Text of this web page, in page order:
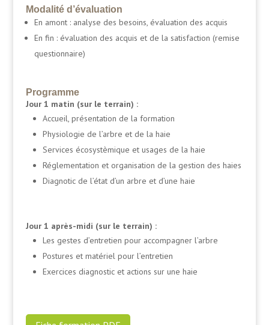
Modalité d’évaluation
En amont : analyse des besoins, évaluation des acquis
En fin : évaluation des acquis et de la satisfaction (remise
questionnaire)
Programme
Jour 1 matin (sur le terrain) :
Accueil, présentation de la formation
Physiologie de l’arbre et de la haie
Services écosystèmique et usages de la haie
Réglementation et organisation de la gestion des haies
Diagnotic de l’état d’un arbre et d’une haie
Jour 1 après-midi (sur le terrain) :
Les gestes d’entretien pour accompagner l’arbre
Postures et matériel pour l’entretien
Exercices diagnostic et actions sur une haie